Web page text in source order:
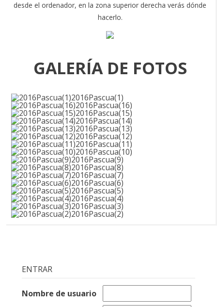
desde el ordenador, en la zona superior derecha verás dónde
hacerlo.
GALERÍA DE FOTOS
2016Pascua(1)
2016Pascua(16)
2016Pascua(15)
2016Pascua(14)
2016Pascua(13)
2016Pascua(12)
2016Pascua(11)
2016Pascua(10)
2016Pascua(9)
2016Pascua(8)
2016Pascua(7)
2016Pascua(6)
2016Pascua(5)
2016Pascua(4)
2016Pascua(3)
2016Pascua(2)
ENTRAR
Nombre de usuario